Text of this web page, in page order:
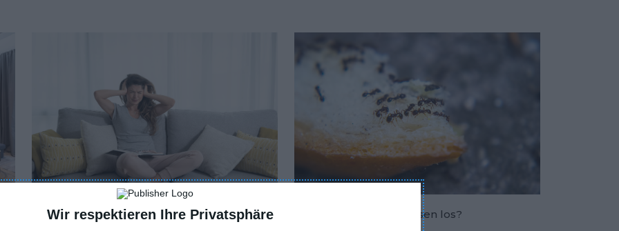
Wir respektieren Ihre Privatsphäre
Wie kann man eine Wohnung schalldicht
Wie wird man die Ameisen los?